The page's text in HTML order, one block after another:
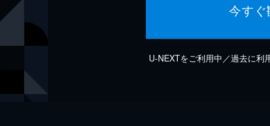
今す
U-NEXTをご利用中／過去に利